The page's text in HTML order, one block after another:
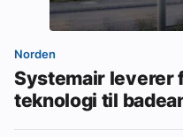
Norden
Systemair leverer
teknologi til